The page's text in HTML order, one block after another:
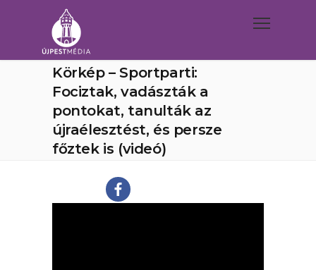
Körkép – Sportparti:
Fociztak, vadászták a
pontokat, tanulták az
újraélesztést, és persze
főztek is (videó)